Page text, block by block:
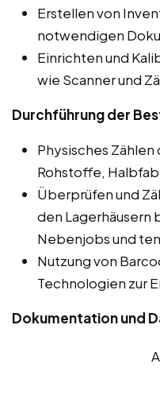
Erstellen von
notwendigen
Einrichten und
wie Scanner und
Durchführung der
Physisches
Rohstoffe,
Überprüfen und
den Lagerhäusern
Nebenjobs und
Nutzung von
Technologien zur
Dokumentation und